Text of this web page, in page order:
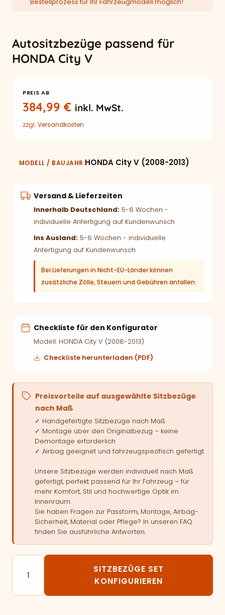
Autositzbezüge passend für
HONDA City V
PREIS AB
384,99€ inkl. MwSt.
zzgl. Versandkosten
MODELL / BAUJAHR HONDA City V (2008-2013)
Versand & Lieferzeiten
Innerhalb Deutschland: 5-6 Wochen -
individuelle Anfertigung auf Kundenwunsch
Ins Ausland: 5-6 Wochen - individuelle
Anfertigung auf Kundenwunsch
Bei Lieferungen in Nicht-EU-Länder können
zusätzliche Zölle, Steuern und Gebühren anfallen.
Checkliste für den Konfigurator
Modell: HONDA City V (2008-2013)
Checkliste herunterladen (PDF)
Preisvorteile auf ausgewählte Sitzbezüge
nach Maß
✓ Handgefertigte Sitzbezüge nach Maß
✓ Montage über den Originalbezug – keine
Demontage erforderlich
✓ Airbag geeignet und fahrzeugspezifisch gefertigt
Unsere Sitzbezüge werden individuell nach Maß
gefertigt, perfekt passend für Ihr Fahrzeug – für
mehr Komfort, Stil und hochwertige Optik im
Innenraum.
Sie haben Fragen zur Passform, Montage, Airbag-
Sicherheit, Material oder Pflege? In unseren FAQ
finden Sie ausführliche Antworten.
Autositzbezüge passend für HONDA City V Menge
SITZBEZÜGE SET
KONFIGURIEREN